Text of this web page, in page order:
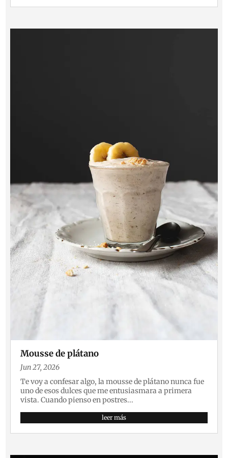
Mousse de plátano
Jun 27, 2026
Te voy a confesar algo, la mousse de plátano nunca fue
uno de esos dulces que me entusiasmara a primera
vista. Cuando pienso en postres...
leer más